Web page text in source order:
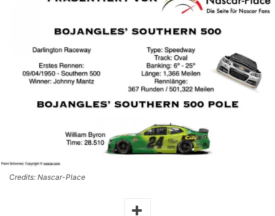
Credits: Nascar-Place